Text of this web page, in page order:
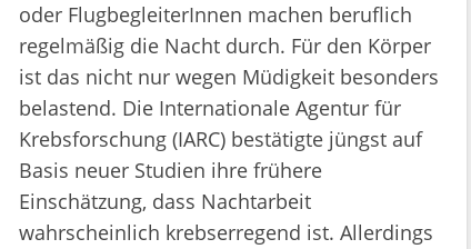
oder FlugbegleiterInnen machen beruflich
regelmäßig die Nacht durch. Für den Körper
ist das nicht nur wegen Müdigkeit besonders
belastend. Die Internationale Agentur für
Krebsforschung (IARC) bestätigte jüngst auf
Basis neuer Studien ihre frühere
Einschätzung, dass Nachtarbeit
wahrscheinlich krebserregend ist. Allerdings